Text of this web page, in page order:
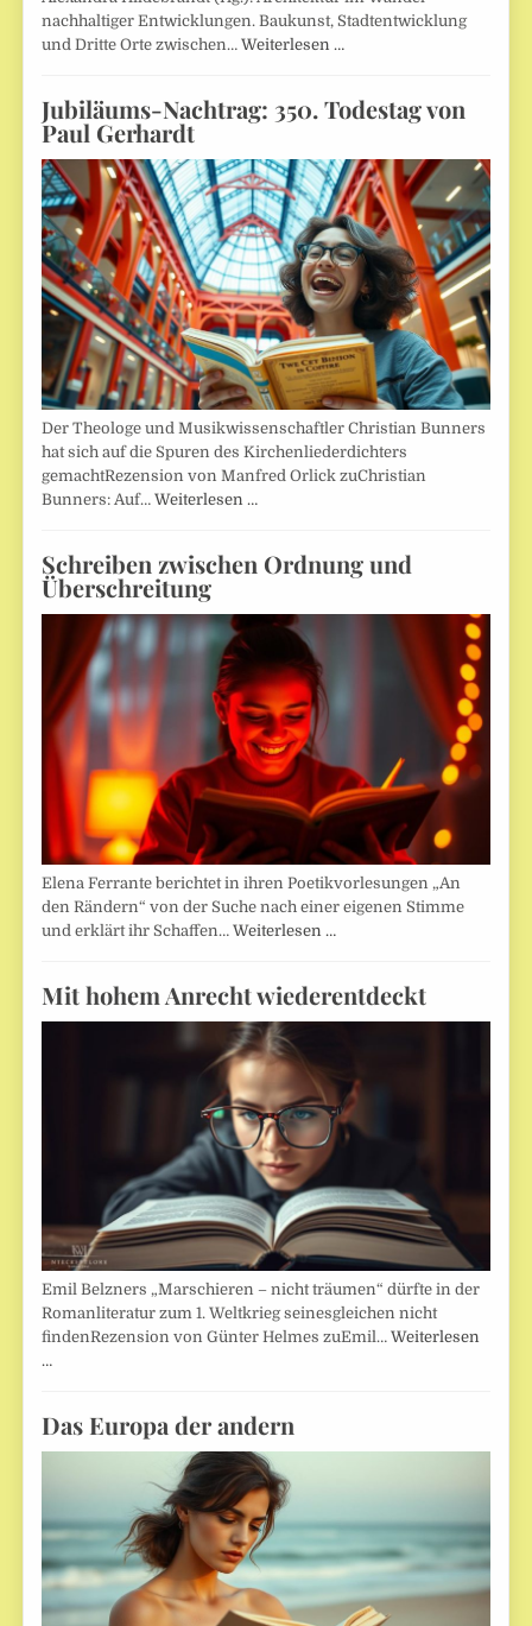
nachhaltiger Entwicklungen. Baukunst, Stadtentwicklung
und Dritte Orte zwischen…Weiterlesen …
Jubiläums-Nachtrag: 350. Todestag von
Paul Gerhardt
Der Theologe und Musikwissenschaftler Christian Bunners
hat sich auf die Spuren des Kirchenliederdichters
gemachtRezension von Manfred Orlick zuChristian
Bunners: Auf…Weiterlesen …
Schreiben zwischen Ordnung und
Überschreitung
Elena Ferrante berichtet in ihren Poetikvorlesungen „An
den Rändern“ von der Suche nach einer eigenen Stimme
und erklärt ihr Schaffen…Weiterlesen …
Mit hohem Anrecht wiederentdeckt
Emil Belzners „Marschieren – nicht träumen“ dürfte in der
Romanliteratur zum 1. Weltkrieg seinesgleichen nicht
findenRezension von Günter Helmes zuEmil…Weiterlesen
…
Das Europa der andern